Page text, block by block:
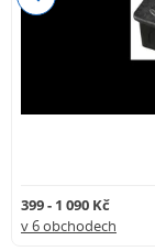
399 - 1 090 Kč
v 6 obchodech